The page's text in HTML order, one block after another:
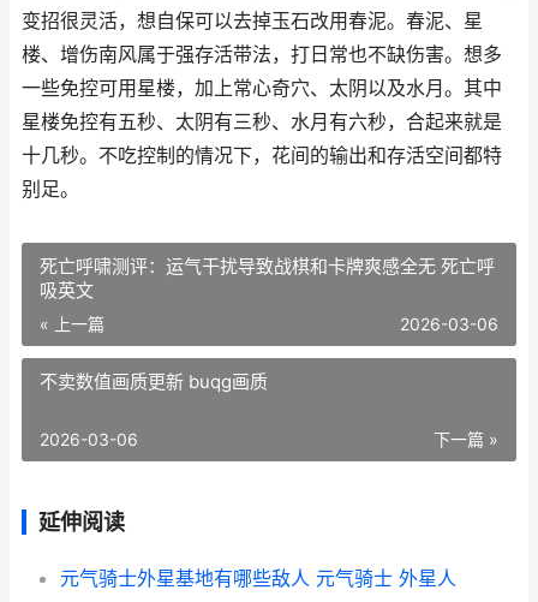
变招很灵活，想自保可以去掉玉石改用春泥。春泥、星
楼、增伤南风属于强存活带法，打日常也不缺伤害。想多
一些免控可用星楼，加上常心奇穴、太阴以及水月。其中
星楼免控有五秒、太阴有三秒、水月有六秒，合起来就是
十几秒。不吃控制的情况下，花间的输出和存活空间都特
别足。
死亡呼啸测评：运气干扰导致战棋和卡牌爽感全无 死亡呼
吸英文
« 上一篇 2026-03-06
不卖数值画质更新 buqg画质
下一篇 »
2026-03-06
延伸阅读
元气骑士外星基地有哪些敌人 元气骑士 外星人